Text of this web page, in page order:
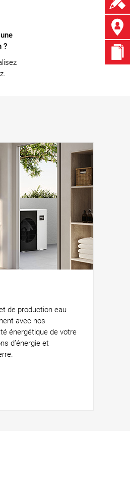
?
de production eau
avec nos
énergétique de votre
d’énergie et